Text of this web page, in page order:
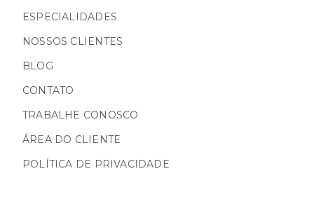
ESPECIALIDADES
NOSSOS CLIENTES
BLOG
CONTATO
TRABALHE CONOSCO
ÁREA DO CLIENTE
POLÍTICA DE PRIVACIDADE